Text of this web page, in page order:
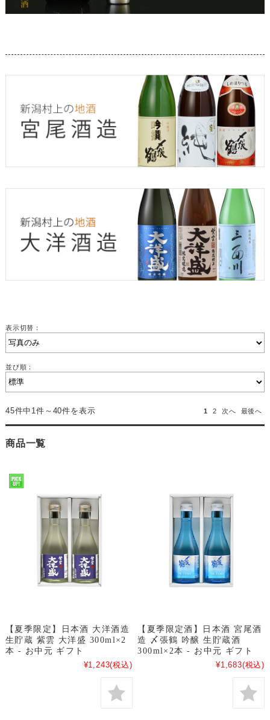
表示切替：
並び順：
45件中1件～40件を表示 1 2 次へ 最後へ
商品一覧
【夏季限定】日本酒 大洋酒造
生貯蔵 紫雲 大洋盛 300ml×2
本 - お中元 ギフト
¥1,243(税込)
【夏季限定酒】日本酒 宮尾酒
造 〆張鶴 吟醸 生貯蔵酒
300ml×2本 - お中元 ギフト
¥1,683(税込)